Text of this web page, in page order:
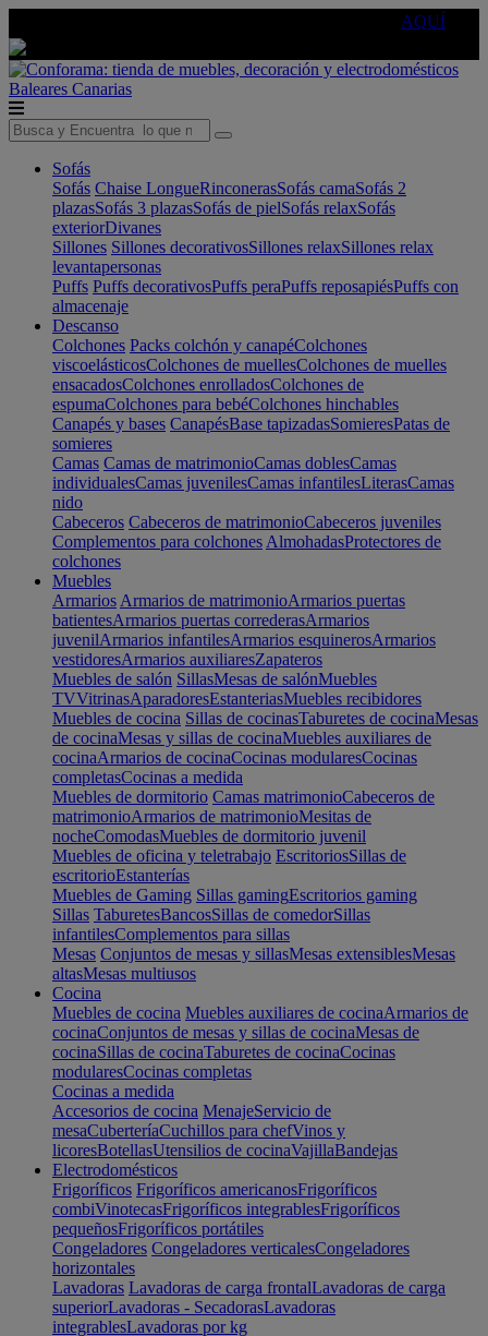
AQUÍ
Baleares Canarias
Sofás
Sofás Chaise LongueRinconerasSofás camaSofás 2
plazasSofás 3 plazasSofás de pielSofás relaxSofás
exteriorDivanes
Sillones Sillones decorativosSillones relaxSillones relax
levantapersonas
Puffs Puffs decorativosPuffs peraPuffs reposapiésPuffs con
almacenaje
Descanso
Colchones Packs colchón y canapéColchones
viscoelásticosColchones de muellesColchones de muelles
ensacadosColchones enrolladosColchones de
espumaColchones para bebéColchones hinchables
Canapés y bases CanapésBase tapizadasSomieresPatas de
somieres
Camas Camas de matrimonioCamas doblesCamas
individualesCamas juvenilesCamas infantilesLiterasCamas
nido
Cabeceros Cabeceros de matrimonioCabeceros juveniles
Complementos para colchones AlmohadasProtectores de
colchones
Muebles
Armarios Armarios de matrimonioArmarios puertas
batientesArmarios puertas correderasArmarios
juvenilArmarios infantilesArmarios esquinerosArmarios
vestidoresArmarios auxiliaresZapateros
Muebles de salón SillasMesas de salónMuebles
TVVitrinasAparadoresEstanteriasMuebles recibidores
Muebles de cocina Sillas de cocinasTaburetes de cocinaMesas
de cocinaMesas y sillas de cocinaMuebles auxiliares de
cocinaArmarios de cocinaCocinas modularesCocinas
completasCocinas a medida
Muebles de dormitorio Camas matrimonioCabeceros de
matrimonioArmarios de matrimonioMesitas de
nocheComodasMuebles de dormitorio juvenil
Muebles de oficina y teletrabajo EscritoriosSillas de
escritorioEstanterías
Muebles de Gaming Sillas gamingEscritorios gaming
Sillas TaburetesBancosSillas de comedorSillas
infantilesComplementos para sillas
Mesas Conjuntos de mesas y sillasMesas extensiblesMesas
altasMesas multiusos
Cocina
Muebles de cocina Muebles auxiliares de cocinaArmarios de
cocinaConjuntos de mesas y sillas de cocinaMesas de
cocinaSillas de cocinaTaburetes de cocinaCocinas
modularesCocinas completas
Cocinas a medida
Accesorios de cocina MenajeServicio de
mesaCuberteríaCuchillos para chefVinos y
licoresBotellasUtensilios de cocinaVajillaBandejas
Electrodomésticos
Frigoríficos Frigoríficos americanosFrigoríficos
combiVinotecasFrigoríficos integrablesFrigoríficos
pequeñosFrigoríficos portátiles
Congeladores Congeladores verticalesCongeladores
horizontales
Lavadoras Lavadoras de carga frontalLavadoras de carga
superiorLavadoras - SecadorasLavadoras
integrablesLavadoras por kg